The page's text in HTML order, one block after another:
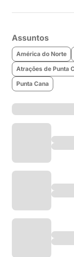
Assuntos
América do Norte
Atrações de Punta
Punta Cana